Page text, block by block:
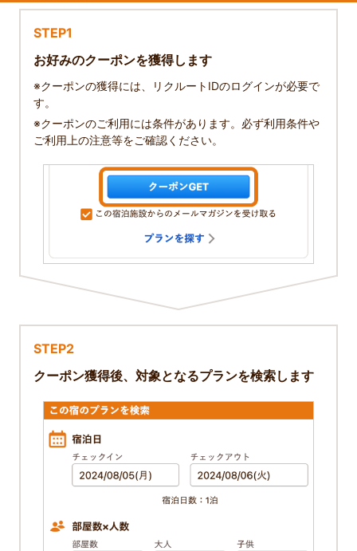
STEP1
お好みのクーポンを獲得します
※クーポンの獲得には、リクルートIDのログインが必要で
す。
※クーポンのご利用には条件があります。必ず利用条件や
ご利用上の注意等をご確認ください。
STEP2
クーポン獲得後、対象となるプランを検索します